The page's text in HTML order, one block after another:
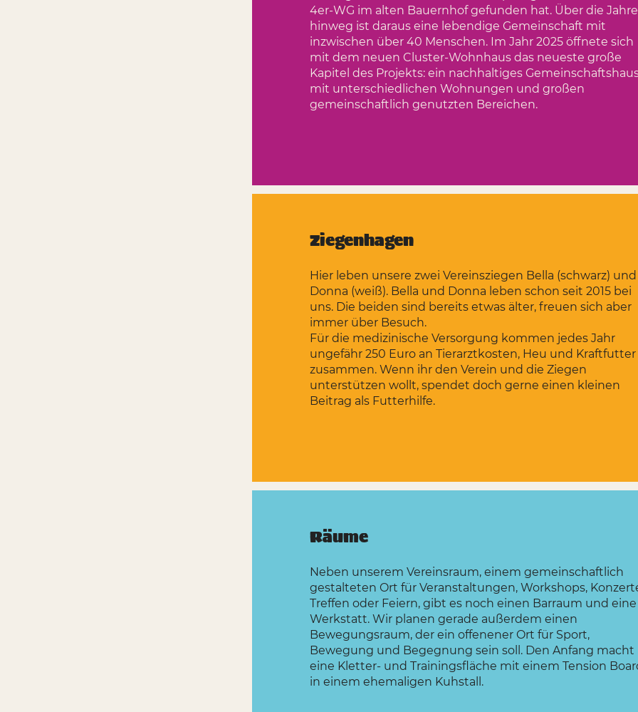
4er-WG im alten Bauernhof gefunden hat. Über die Jahre
hinweg ist daraus eine lebendige Gemeinschaft mit
inzwischen über 40 Menschen. Im Jahr 2025 öffnete sich
mit dem neuen Cluster-Wohnhaus das neueste große
Kapitel des Projekts: ein nachhaltiges
mit unterschiedlichen Wohnungen und großen
gemeinschaftlich genutzten Bereichen.
Ziegenhagen
Hier leben unsere zwei Vereinsziegen Bella (schwarz) und
Donna (weiß). Bella und Donna leben schon seit 2015 bei
uns. Die beiden sind bereits etwas älter, freuen sich aber
immer über Besuch.
Für die medizinische Versorgung kommen jedes Jahr
ungefähr 250 Euro an Tierarztkosten, Heu und Kraftfutter
zusammen. Wenn ihr den Verein und die Ziegen
unterstützen wollt, spendet doch gerne einen kleinen
Beitrag als Futterhilfe.
Räume
Neben unserem Vereinsraum, einem gemeinschaftlich
gestalteten Ort für Veranstaltungen, Workshops,
Treffen oder Feiern, gibt es noch einen Barraum und eine
Werkstatt. Wir planen gerade außerdem einen
Bewegungsraum, der ein offenener Ort für Sport,
Bewegung und Begegnung sein soll. Den Anfang macht
eine Kletter- und Trainingsfläche mit einem Tension
in einem ehemaligen Kuhstall.